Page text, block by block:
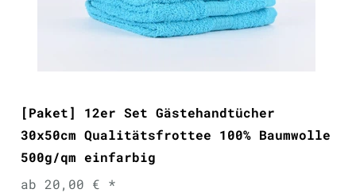
[Paket] 12er Set Gästehandtücher
30x50cm Qualitätsfrottee 100% Baumwolle
500g/qm einfarbig
ab 20,00 € *